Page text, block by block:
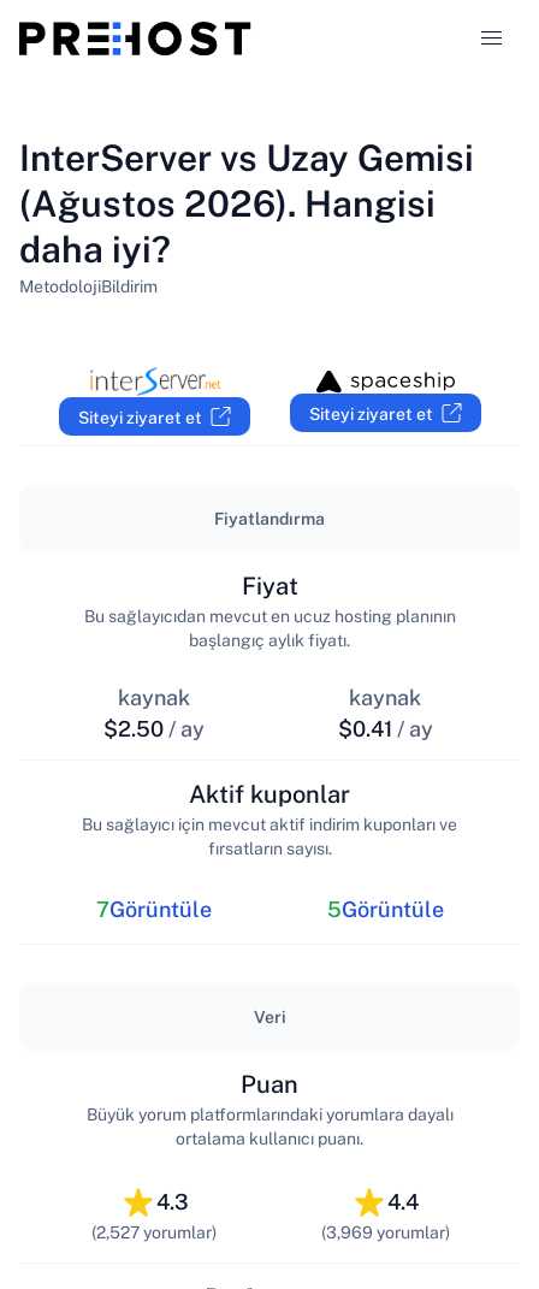
Karşılaştırmalar
319
TR
InterServer vs Uzay Gemisi
(Ağustos 2026). Hangisi
daha iyi?
MetodolojiBildirim
Siteyi ziyaret et Siteyi ziyaret et
Fiyatlandırma
kaynak
$2.50/ ay
Fiyat
Bu sağlayıcıdan mevcut en ucuz hosting planının
başlangıç aylık fiyatı.
kaynak
$0.41 / ay
7Görüntüle
Aktif kuponlar
Bu sağlayıcı için mevcut aktif indirim kuponları ve
fırsatların sayısı.
5Görüntüle
Veri
4.3
(2,527 yorumlar)
Puan
Büyük yorum platformlarındaki yorumlara dayalı
ortalama kullanıcı puanı.
4.4
(3,969 yorumlar)